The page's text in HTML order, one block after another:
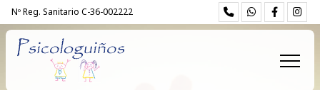
Nº Reg. Sanitario C-36-002222